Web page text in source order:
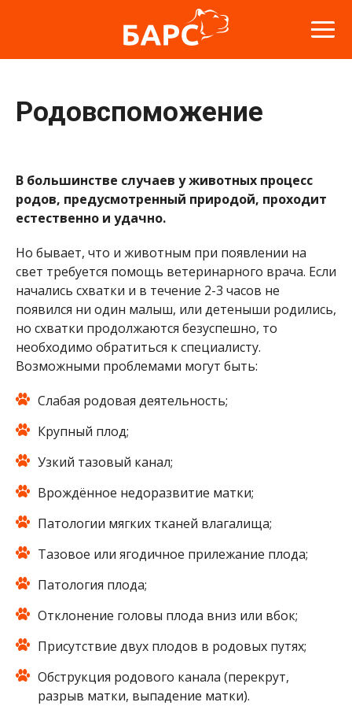
Родовспоможение
В большинстве случаев у животных процесс
родов, предусмотренный природой, проходит
естественно и удачно.
Но бывает, что и животным при появлении на
свет требуется помощь ветеринарного врача. Если
начались схватки и в течение 2-3 часов не
появился ни один малыш, или детеныши родились,
но схватки продолжаются безуспешно, то
необходимо обратиться к специалисту.
Возможными проблемами могут быть:
Слабая родовая деятельность;
Крупный плод;
Узкий тазовый канал;
Врождённое недоразвитие матки;
Патологии мягких тканей влагалища;
Тазовое или ягодичное прилежание плода;
Патология плода;
Отклонение головы плода вниз или вбок;
Присутствие двух плодов в родовых путях;
Обструкция родового канала (перекрут,
разрыв матки, выпадение матки).